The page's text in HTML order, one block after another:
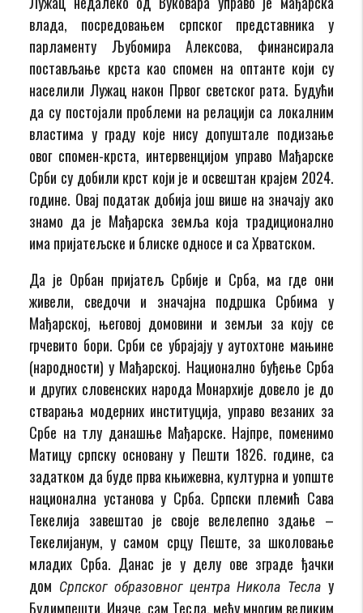
влада, посредовањем српског представника у
парламенту Љубомира Алексова, финансирала
постављање крста као спомен на оптанте који су
населили Лужац након Првог светског рата. Будући
да су постојали проблеми на релацији са локалним
властима у граду које нису допуштале подизање
овог спомен-крста, интервенцијом управо Мађарске
Срби су добили крст који је и освештан крајем 2024.
године. Овај податак добија још више на значају ако
знамо да је Мађарска земља која традиционално
има пријатељске и блиске односе и са Хрватском.
Да је Орбан пријатељ Србије и Срба, ма где они
живели, сведочи и значајна подршка Србима у
Мађарској, његовој домовини и земљи за коју се
грчевито бори. Срби се убрајају у аутохтоне мањине
(народности) у Мађарској. Национално буђење Срба
и других словенских народа Монархије довело је до
стварања модерних институција, управо везаних за
Србе на тлу данашње Мађарске. Најпре, поменимо
Матицу српску основану у Пешти 1826. године, са
задатком да буде прва књижевна, културна и уопште
национална установа у Срба. Српски племић Сава
Текелија завештао је своје велелепно здање –
Текелијанум, у самом срцу Пеште, за школовање
младих Срба. Данас је у делу ове зграде ђачки
дом Српског образовног центра Никола Теслау
Будимпешти. Иначе, сам Тесла, међу многим великим